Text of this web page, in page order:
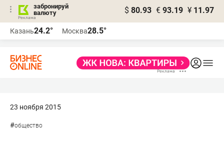
забронируй
валюту
$ 80.93 € 93.19 ¥ 11.97
Казань24.2° Москва28.5°
23 ноября 2015
#общество